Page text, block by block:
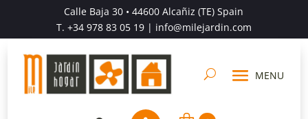
Calle Baja 30 • 44600 Alcañiz (TE) Spain
T. +34 978 83 05 19| info@milejardin.com